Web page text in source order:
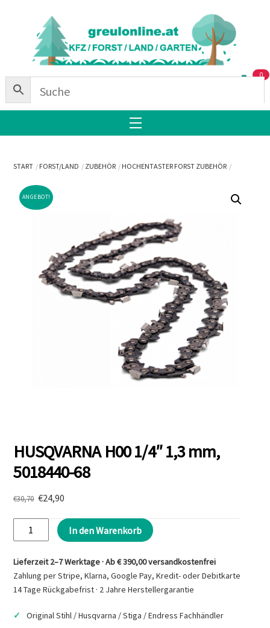
0
Menu
START FORST/LAND ZUBEHÖR HOCHENTASTER FORST ZUBEHÖR
ANGEBOT!
HUSQVARNA H00 1/4″ 1,3 mm,
5018440-68
€30,70 Ursprünglicher
€30,70
€24,90
ist:
€24,90.
HUSQVARNA
H00
1/4"
1,3
mm,
68
In den Warenkorb
Lieferzeit 2–7 Werktage · Ab € 390,00 versandkostenfrei
Zahlung per Stripe, Klarna, Google Pay, Kredit- oder Debitkarte
14 Tage Rückgabefrist · 2 Jahre Herstellergarantie
Original Stihl / Husqvarna / Stiga / Endress Fachhändler
To
Top